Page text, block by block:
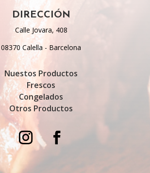
DIRECCIÓN
Calle Jovara, 408
08370 Calella - Barcelona
Nuestos Productos
Frescos
Congelados
Otros Productos